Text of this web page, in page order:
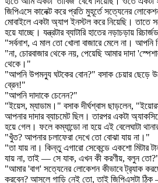
জিপিএসে কানেক্ট করে প্রতি মুহূর্তে সত্যেনের
মোবাইলে একটা অ্যাপ ইনস্টল করে নিয়েছি। তাতে
হয়ে যাচ্ছে। যন্ত্রটার ব্যাটারি হাতের নড়াচড়ায়
"সর্বনাশ, এ মাল তো খোলা বাজারে মেলে না।
"না, চোরবাজার থেকে নয়, পেয়েছি আমার দাদা
থেকে।"
"আপনি উপমন্যু ঘটকের বোন?" বসাক চেয়ার ছেড়ে
ব্রেন!"
"আপনি দাদাকে চেনেন?"
"ইয়েস, ম্যাডাম।" বসাক দীর্ঘশ্বাস ছাড়লেন,
আপনার দাদার ব্যাচমেট ছিল। তারপর একটা
হয়ে গেল। ফলে কম্যান্ডো না হয়ে এই বেলেঘাটা
"খুঁত? আপনার চলাফেরা দেখে তো বোঝা যায় না।"
"তা যায় না। কিন্তু এগারো সেকেন্ডে একশো মিটার
যায় না, তাই — সে যাক, এখন কী করণীয়, বলুন
"আমার 'বাগ' সত্যেনের লোকেশন কীভাবে ট্র‍্যাক
করবেন? আসলে গাড়ি নেই তো, তাই জিপিএসটা